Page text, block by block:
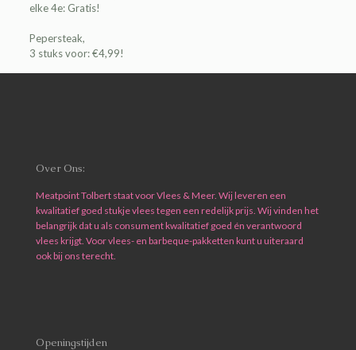
elke 4e: Gratis!
Pepersteak,
3 stuks voor: €4,99!
Over Ons:
Meatpoint Tolbert staat voor Vlees & Meer. Wij leveren een
kwalitatief goed stukje vlees tegen een redelijk prijs. Wij vinden het
belangrijk dat u als consument kwalitatief goed én verantwoord
vlees krijgt. Voor vlees- en barbeque-pakketten kunt u uiteraard
ook bij ons terecht.
Openingstijden